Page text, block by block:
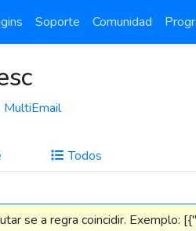
Soporte Comunidad
MultiEmail
Todos